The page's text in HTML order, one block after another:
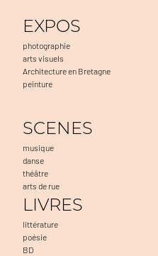
EXPOS
photographie
arts visuels
Architecture en Bretagne
peinture
SCENES
musique
danse
théâtre
arts de rue
LIVRES
littérature
poésie
BD